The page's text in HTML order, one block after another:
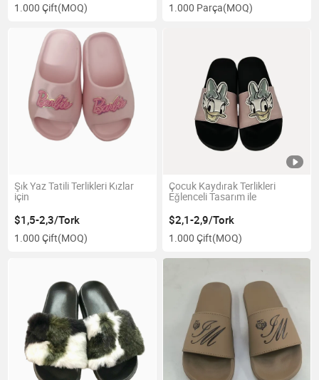
1.000 Çift(MOQ) 1.000 Parça(MOQ)
Şık Yaz Tatili Terlikleri Kızlar
için
$1,5-2,3/Tork
1.000 Çift(MOQ)
Çocuk Kaydırak Terlikleri
Eğlenceli Tasarım ile
$2,1-2,9/Tork
1.000 Çift(MOQ)